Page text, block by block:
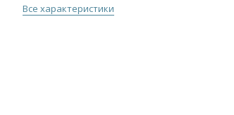
Все характеристики